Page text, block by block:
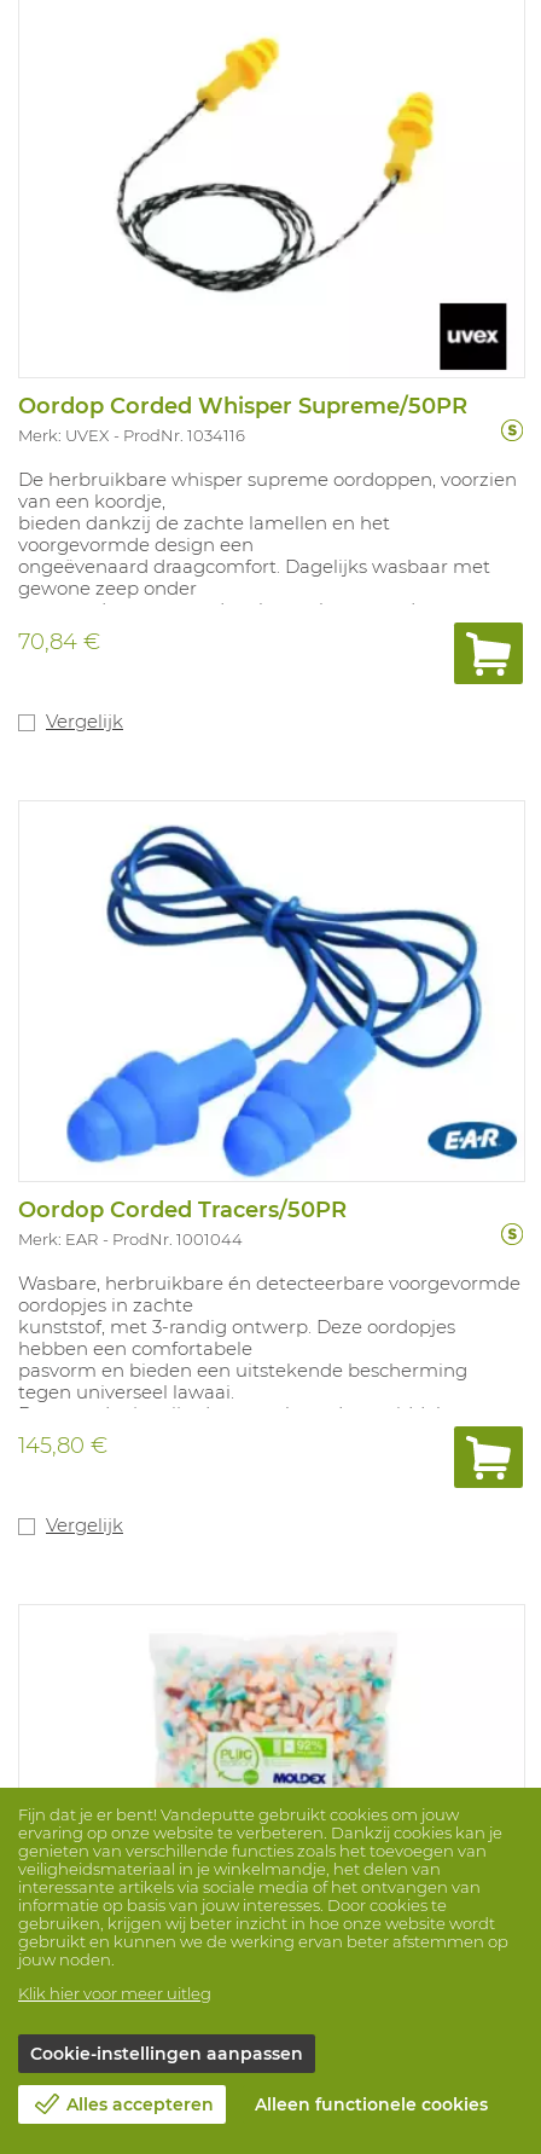
Oordop Corded Whisper Supreme/50PR
Merk: UVEX ProdNr. 1034116
De herbruikbare whisper supreme oordoppen, voorzien
van een koordje,
bieden dankzij de zachte lamellen en het
voorgevormde design een
ongeëvenaard draagcomfort. Dagelijks wasbaar met
gewone zeep onder
stromend water waardoor kostenbesparend.
Verkrijgbaar in een omdoos met
50 doosjes voorzien van telkens één paar.
70,84 €
Vergelijk
Oordop Corded Tracers/50PR
Merk: EAR ProdNr. 1001044
Wasbare, herbruikbare én detecteerbare voorgevormde
oordopjes in zachte
kunststof, met 3-randig ontwerp. Deze oordopjes
hebben een comfortabele
pasvorm en bieden een uitstekende bescherming
tegen universeel lawaai.
Deze oordopjes zijn detecteerbaar door middel van een
stalen balletje
vooraan in het oordopje. Een uitgekiende
paar. Geschikt
145,80 €
Vergelijk
Merk: MOLDEX ProdNr. 1053897
Oorprop Spark Plugs 7860. Verpakt in een navulzak per
500 paar.
Fijn dat je er bent! Vandeputte gebruikt cookies om jouw
ervaring op onze website te verbeteren. Dankzij cookies kan je
genieten van verschillende functies zoals het toevoegen van
veiligheidsmateriaal in je winkelmandje, het delen van
interessante artikels via sociale media of het ontvangen van
informatie op basis van jouw interesses. Door cookies te
gebruiken, krijgen wij beter inzicht in hoe onze website wordt
gebruikt en kunnen we de werking ervan beter afstemmen op
jouw noden.
Klik hier voor meer uitleg
Cookie-instellingen aanpassen
Alles accepteren Alleen functionele cookies